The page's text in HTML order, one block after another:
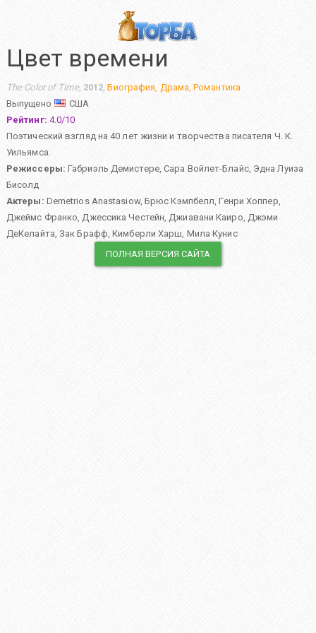
Цвет времени
The Color of Time, 2012,Биография, Драма,Романтика
Выпущено
США
Рейтинг: 4.0/10
Поэтический взгляд на 40 лет жизни и творчества писателя Ч. К.
Уильямса.
Режиссеры: Габриэль Демистере,Сара Войлет-Блайс, Эдна Луиза
Бисолд
Актеры: Demetrios Anastasiow, Брюс Кэмпбелл,Генри Хоппер,
Джеймс Франко,Джессика Честейн,Джиавани Каиро, Джэми
ДеКелайта, Зак Брафф,Кимберли Харш, Мила Кунис
ПОЛНАЯ ВЕРСИЯ САЙТА